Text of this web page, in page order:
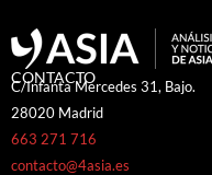
CONTACTO
C/Infanta Mercedes 31, Bajo.
28020 Madrid
663 271 716
contacto@4asia.es